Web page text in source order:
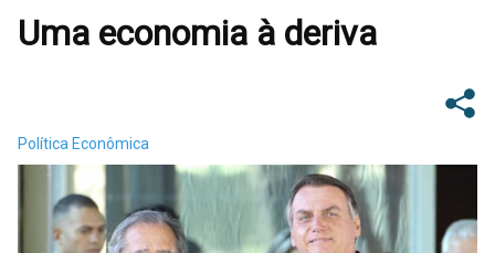
Uma economia à deriva
Política Econômica